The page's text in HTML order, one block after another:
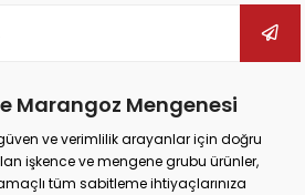
Marangoz Mengenesi
ve verimlilik arayanlar için doğru
işkence ve mengene grubu ürünler,
tüm sabitleme ihtiyaçlarınıza